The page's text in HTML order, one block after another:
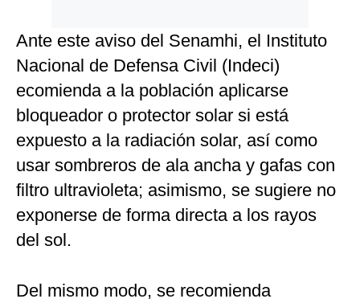
Ante este aviso del Senamhi, el Instituto
Nacional de Defensa Civil (Indeci)
ecomienda a la población aplicarse
bloqueador o protector solar si está
expuesto a la radiación solar, así como
usar sombreros de ala ancha y gafas con
filtro ultravioleta; asimismo, se sugiere no
exponerse de forma directa a los rayos
del sol.
Del mismo modo, se recomienda